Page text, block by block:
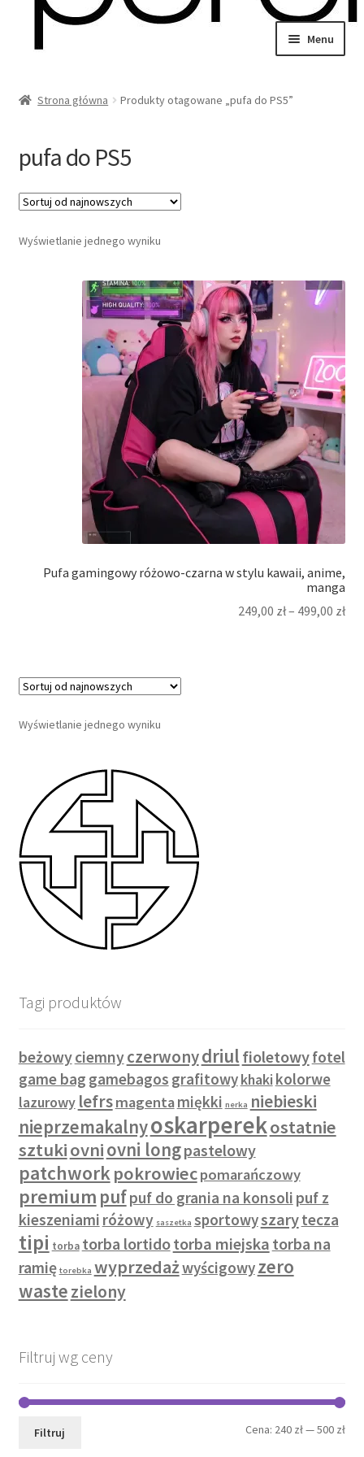
Menu
Strona główna Produkty otagowane „pufa do PS5”
pufa do PS5
Wyświetlanie jednego wyniku
Pufa gamingowy różowo-czarna w stylu kawaii, anime,
manga
249,00 zł– 499,00 zł
Wyświetlanie jednego wyniku
Tagi produktów
beżowyciemnyczerwonydriulfioletowyfotel
game bag gamebagos grafitowykhaki kolorwe
lazurowy lefrsmagentamiękki nerka niebieski
nieprzemakalnyoskarperekostatnie
sztukiovniovni longpastelowy
patchworkpokrowiecpomarańczowy
premium pufpuf do grania na konsoli puf z
kieszeniami różowy saszetka sportowyszarytecza
tipi torba torba lortidotorba miejska torba na
ramię torebka wyprzedażwyścigowyzero
wastezielony
Filtruj wg ceny
Filtruj Cena: 240 zł—500 zł